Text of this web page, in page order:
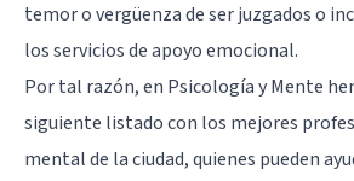
temor o vergüenza de ser juzgados o
los servicios de apoyo emocional.
Por tal razón, en Psicología y Mente
siguiente listado con los mejores
mental de la ciudad, quienes pueden